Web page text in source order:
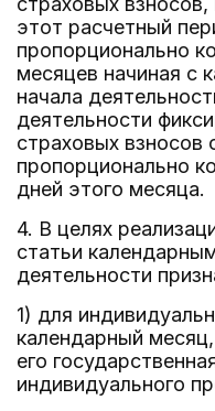
этот расчетный
пропорционально
месяцев начиная с
начала
деятельности
страховых взносов
пропорционально
дней этого месяца.
4. В целях
статьи
деятельности
1) для
календарный
его
индивидуального